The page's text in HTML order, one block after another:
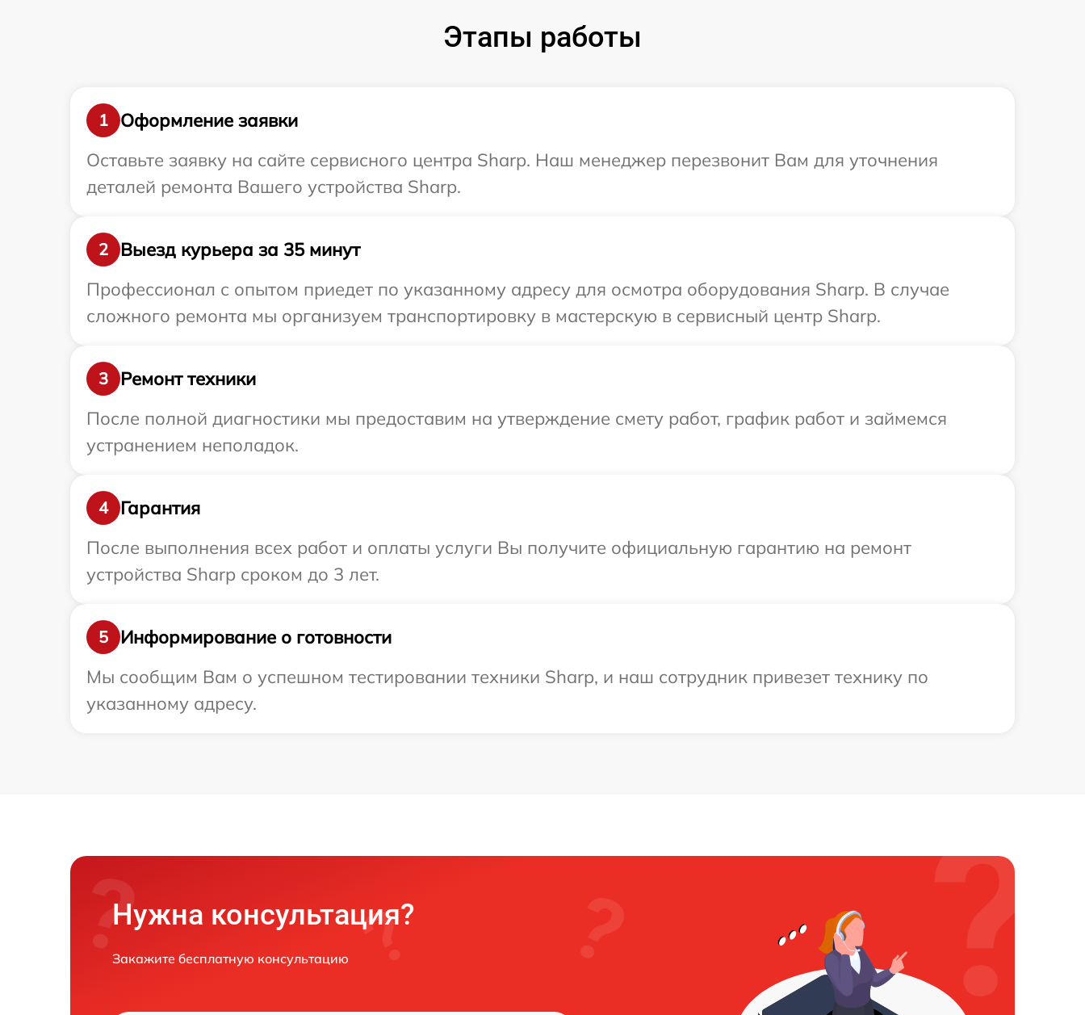
Этапы работы
1
Оформление заявки
Оставьте заявку на сайте сервисного центра Sharp. Наш менеджер перезвонит Вам для уточнения
деталей ремонта Вашего устройства Sharp.
2
Выезд курьера за 35 минут
Профессионал с опытом приедет по указанному адресу для осмотра оборудования Sharp. В случае
сложного ремонта мы организуем транспортировку в мастерскую в сервисный центр Sharp.
3
Ремонт техники
После полной диагностики мы предоставим на утверждение смету работ, график работ и займемся
устранением неполадок.
4
Гарантия
После выполнения всех работ и оплаты услуги Вы получите официальную гарантию на ремонт
устройства Sharp сроком до 3 лет.
5
Информирование о готовности
Мы сообщим Вам о успешном тестировании техники Sharp, и наш сотрудник привезет технику по
указанному адресу.
Нужна консультация?
Закажите бесплатную консультацию